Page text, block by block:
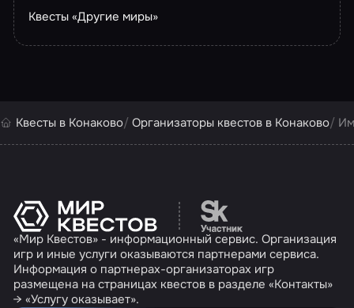
Квесты «Другие миры»
Квесты в Конаково Организаторы квестов в Конаково
Перейти на сайт
«Мир Квестов» - информационный сервис. Организация
игр и иные услуги оказываются партнерами сервиса.
Информация о партнерах-организаторах игр
размещена на страницах квестов в разделе «Контакты»
→ «Услугу оказывает».